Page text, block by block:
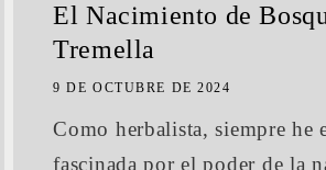
El Nacimiento de
Tremella
9 DE OCTUBRE DE 2024
Como herbalista, siempre he
fascinada por el poder de la